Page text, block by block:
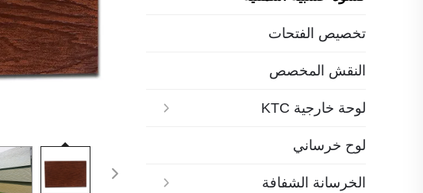
تخصيص الفتحات
النقش المخصص
لوحة خارجية KTC
لوح خرساني
الخرسانة الشفافة